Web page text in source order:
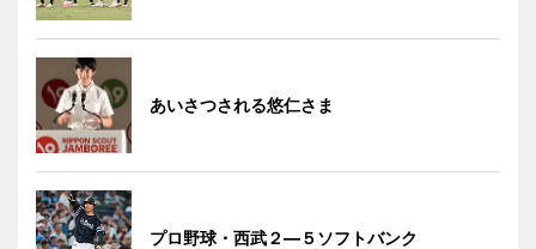
あいさつされる悠仁さま
プロ野球・西武２―５ソフトバンク